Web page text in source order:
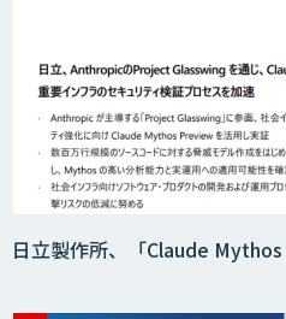
日立製作所、「Claude